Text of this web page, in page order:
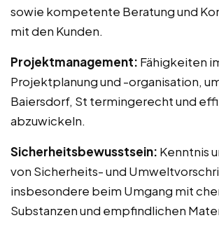
sowie kompetente Beratung und
mit den Kunden.
Projektmanagement: Fähigkeiten
Projektplanung und -organisation,
Baiersdorf, St termingerecht und
abzuwickeln.
Sicherheitsbewusstsein: Kenntnis
von Sicherheits- und
insbesondere beim Umgang mit
Substanzen und empfindlichen